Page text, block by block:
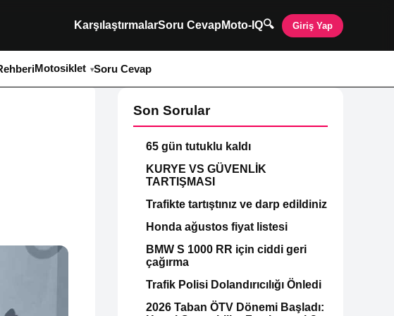
KarşılaştırmalarSoru Cevap Moto-IQ🔍 Giriş Yap
Motosiklet Soru Cevap
Son Sorular
65 gün tutuklu kaldı
KURYE VS GÜVENLİK
TARTIŞMASI
Trafikte tartıştınız ve darp edildiniz
Honda ağustos fiyat listesi
BMW S 1000 RR için ciddi geri
çağırma
Trafik Polisi Dolandırıcılığı Önledi
2026 Taban ÖTV Dönemi Başladı: